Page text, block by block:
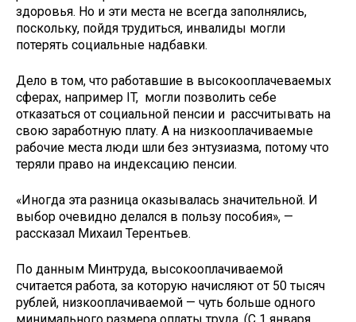
здоровья. Но и эти места не всегда заполнялись,
поскольку, пойдя трудиться, инвалиды могли
потерять социальные надбавки.
Дело в том, что работавшие в высокооплачеваемых
сферах, например IT, могли позволить себе
отказаться от социальной пенсии и рассчитывать на
свою заработную плату. А на низкооплачиваемые
рабочие места люди шли без энтузиазма, потому что
теряли право на индексацию пенсии.
«Иногда эта разница оказывалась значительной. И
выбор очевидно делался в пользу пособия», —
рассказал Михаил Терентьев.
По данным Минтруда, высокооплачиваемой
считается работа, за которую начисляют от 50 тысяч
рублей, низкооплачиваемой — чуть больше одного
минимального размера оплаты труда. (С 1 января